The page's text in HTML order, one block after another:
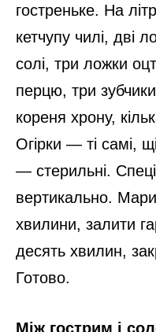
гостреньке. На
кетчупу чилі, дві
солі, три ложки
перцю, три
кореня хрону,
Огірки — ті самі,
— стерильні.
вертикально.
хвилини, залити
десять хвилин,
Готово.
Між гострим і